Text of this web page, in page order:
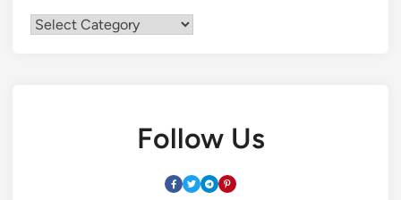
Categories
Follow Us